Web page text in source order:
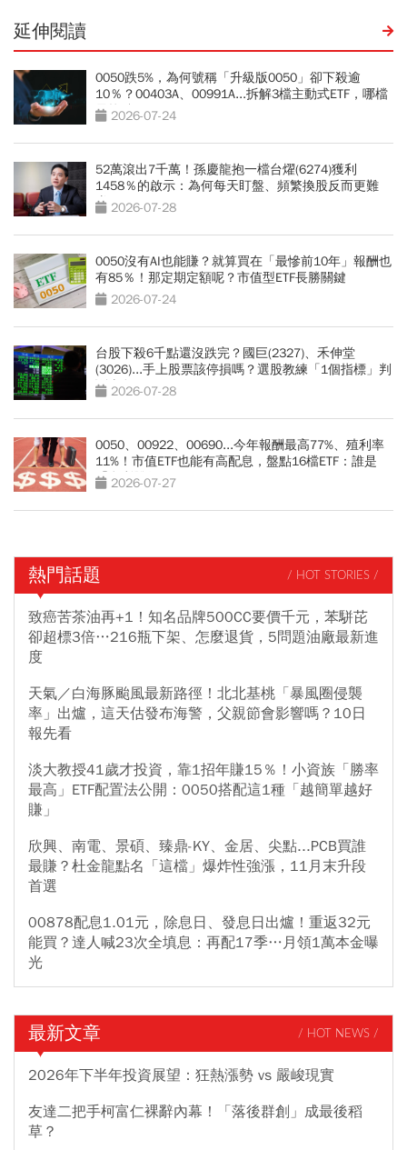
延伸閱讀
0050跌5%，為何號稱「升級版0050」卻下殺逾
10％？00403A、00991A...拆解3檔主動式ETF，哪檔
最抗跌？
2026-07-24
52萬滾出7千萬！孫慶龍抱一檔台燿(6274)獲利
1458％的啟示：為何每天盯盤、頻繁換股反而更難
賺？2026-07-28
0050沒有AI也能賺？就算買在「最慘前10年」報酬也
有85％！那定期定額呢？市值型ETF長勝關鍵
2026-07-24
台股下殺6千點還沒跌完？國巨(2327)、禾伸堂
(3026)...手上股票該停損嗎？選股教練「1個指標」判
斷去留
2026-07-28
0050、00922、00690...今年報酬最高77%、殖利率
11%！市值ETF也能有高配息，盤點16檔ETF：誰是
「息利雙收王」？
2026-07-27
熱門話題 / HOT STORIES /
致癌苦茶油再+1！知名品牌500CC要價千元，苯駢芘
卻超標3倍…216瓶下架、怎麼退貨，5問題油廠最新進
度
天氣／白海豚颱風最新路徑！北北基桃「暴風圈侵襲
率」出爐，這天估發布海警，父親節會影響嗎？10日
報先看
淡大教授41歲才投資，靠1招年賺15％！小資族「勝率
最高」ETF配置法公開：0050搭配這1種「越簡單越好
賺」
欣興、南電、景碩、臻鼎-KY、金居、尖點...PCB買誰
最賺？杜金龍點名「這檔」爆炸性強漲，11月末升段
首選
00878配息1.01元，除息日、發息日出爐！重返32元
能買？達人喊23次全填息：再配17季…月領1萬本金曝
光
最新文章 / HOT NEWS /
2026年下半年投資展望：狂熱漲勢 vs 嚴峻現實
友達二把手柯富仁裸辭內幕！「落後群創」成最後稻
草？